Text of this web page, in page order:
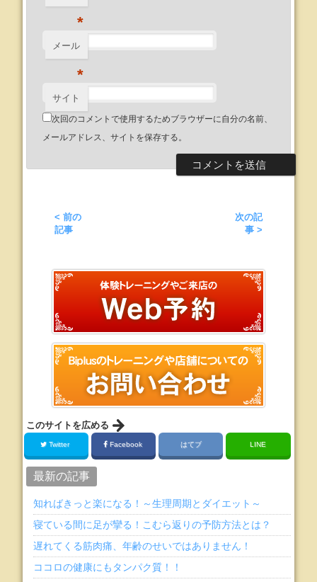
*
メール
*
サイト
次回のコメントで使用するためブラウザーに自分の名前、
メールアドレス、サイトを保存する。
< 前の
記事
次の記
事 >
このサイトを広める
Twitter Facebook はてブ LINE
最新の記事
知ればきっと楽になる！～生理周期とダイエット～
寝ている間に足が攣る！こむら返りの予防方法とは？
遅れてくる筋肉痛、年齢のせいではありません！
ココロの健康にもタンパク質！！